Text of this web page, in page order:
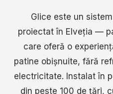
Glice este un
proiectat în Elveția —
care oferă o
patine obișnuite, fără
electricitate. Instalat în
din peste 100 de țări,